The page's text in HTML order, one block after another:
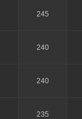
245
240
240
235